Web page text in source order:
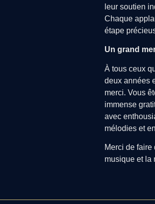
leur soutien
Chaque
étape
Un grand
À tous ceux
deux années
merci. Vous
immense
avec
mélodies et
Merci de faire
musique et la